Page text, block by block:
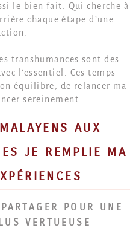
le bien fait. Qui cherche à
chaque étape d’une
transhumances sont des
l’essentiel. Ces temps
équilibre, de relancer ma
sereinement.
AUX
JE REMPLIE MA
POUR UNE
VERTUEUSE